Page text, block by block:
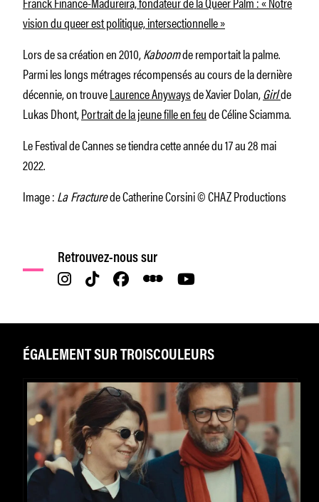
vision du queer est politique, intersectionnelle »
Lors de sa création en 2010,Kaboomde remportait la palme.
Parmi les longs métrages récompensés au cours de la dernière
décennie, on trouveLaurence Anywaysde Xavier Dolan,Girlde
Lukas Dhont,Portrait de la jeune fille en feude Céline Sciamma.
Le Festival de Cannes se tiendra cette année du 17 au 28 mai
2022.
Image :La Fracturede Catherine Corsini © CHAZ Productions
Retrouvez-nous sur
ÉGALEMENT SUR TROISCOULEURS